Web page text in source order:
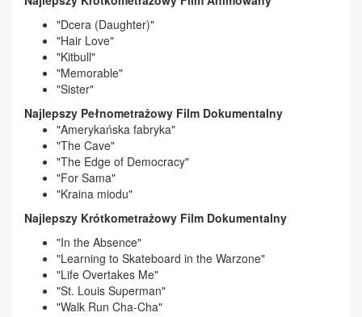
"Dcera (Daughter)"
"Hair Love"
"Kitbull"
"Memorable"
"Sister"
Najlepszy Pełnometrażowy Film Dokumentalny
"Amerykańska fabryka"
"The Cave"
"The Edge of Democracy"
"For Sama"
"Kraina miodu"
Najlepszy Krótkometrażowy Film Dokumentalny
"In the Absence"
"Learning to Skateboard in the Warzone"
"Life Overtakes Me"
"St. Louis Superman"
"Walk Run Cha-Cha"